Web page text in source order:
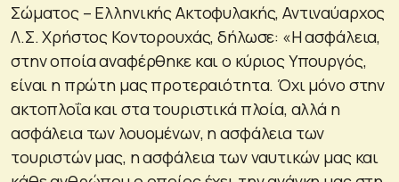
Σώματος – Ελληνικής Ακτοφυλακής, Αντιναύαρχος
Λ.Σ. Χρήστος Κοντορουχάς, δήλωσε: «Η ασφάλεια,
στην οποία αναφέρθηκε και ο κύριος Υπουργός,
είναι η πρώτη μας προτεραιότητα. Όχι μόνο στην
ακτοπλοΐα και στα τουριστικά πλοία, αλλά η
ασφάλεια των λουομένων, η ασφάλεια των
τουριστών μας, η ασφάλεια των ναυτικών μας και